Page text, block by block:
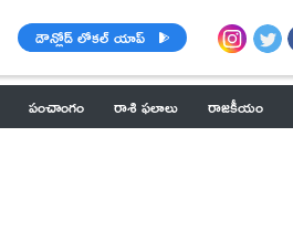
డౌన్లోడ్ లోకల్ యాప్
పంచాంగం రాశి ఫలాలు రాజకీయం